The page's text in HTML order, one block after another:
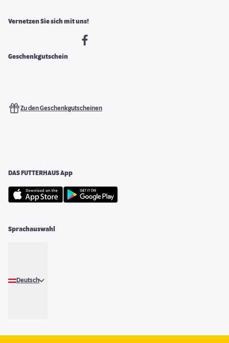
Vernetzen Sie sich mit uns!
Geschenkgutschein
Zu den Geschenkgutscheinen
DAS FUTTERHAUS App
Sprachauswahl
Deutsch